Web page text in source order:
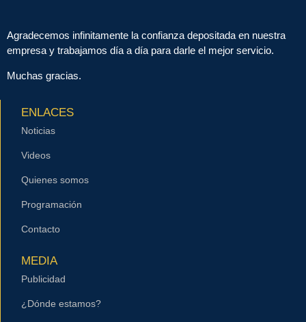
Agradecemos infinitamente la confianza depositada en nuestra
empresa y trabajamos día a día para darle el mejor servicio.
Muchas gracias.
ENLACES
Noticias
Videos
Quienes somos
Programación
Contacto
MEDIA
Publicidad
¿Dónde estamos?